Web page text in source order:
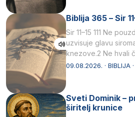
Biblija 365 – Sir
Sir 11–15 111 Ne
uzvisuje glavu
knezove.2 Ne hvali
njegovui…
09.08.2026. · BIBLIJA ·
Sveti Dominik –
širitelj krunice